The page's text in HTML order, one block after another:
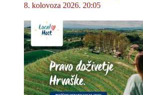
8. kolovoza 2026. 20:05